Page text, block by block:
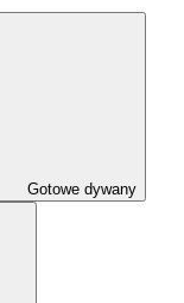
Gotowe dywany